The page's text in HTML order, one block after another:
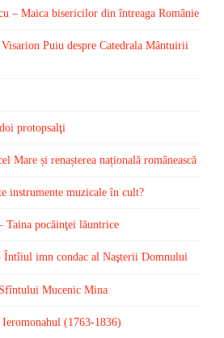
– Maica bisericilor din întreaga Românie
Puiu despre Catedrala Mântuirii
protopsalţi
Mare și renașterea națională românească
instrumente muzicale în cult?
Taina pocăinţei lăuntrice
Întîiul imn condac al Naşterii Domnului
Mucenic Mina
(1763-1836)